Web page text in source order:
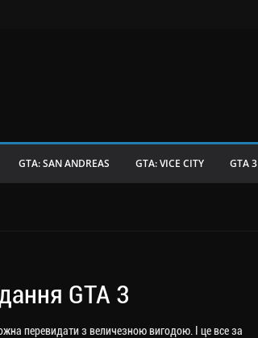
GTA: SAN ANDREAS GTA: VICE CITY GTA 3
GTA 3
перевидати з величезною вигодою. І це все за